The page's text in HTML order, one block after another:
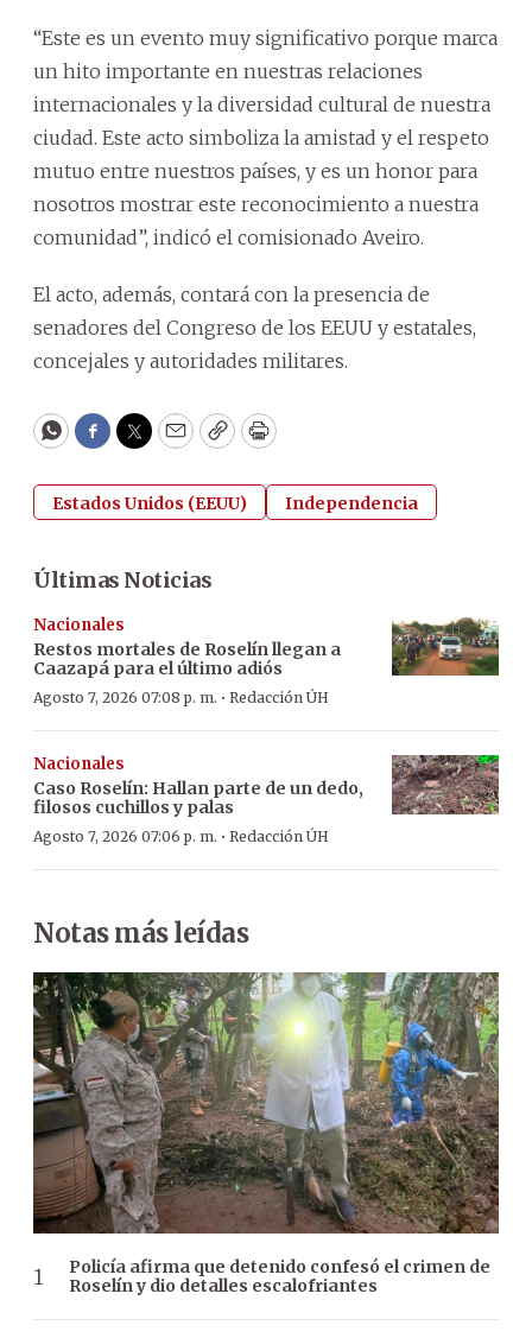
“Este es un evento muy significativo porque marca
un hito importante en nuestras relaciones
internacionales y la diversidad cultural de nuestra
ciudad. Este acto simboliza la amistad y el respeto
mutuo entre nuestros países, y es un honor para
nosotros mostrar este reconocimiento a nuestra
comunidad”, indicó el comisionado Aveiro.
El acto, además, contará con la presencia de
senadores del Congreso de los EEUU y estatales,
concejales y autoridades militares.
WhatsApp
Facebook
Twitter
EmailCopyPrint
Estados Unidos (EEUU) Independencia
Últimas Noticias
Nacionales
Restos mortales de Roselín llegan a
Caazapá para el último adiós
Agosto 7, 2026 07:08 p. m. · Redacción ÚH
Nacionales
Caso Roselín: Hallan parte de un dedo,
filosos cuchillos y palas
Agosto 7, 2026 07:06 p. m. · Redacción ÚH
Notas más leídas
Policía afirma que detenido confesó el crimen de
Roselín y dio detalles escalofriantes